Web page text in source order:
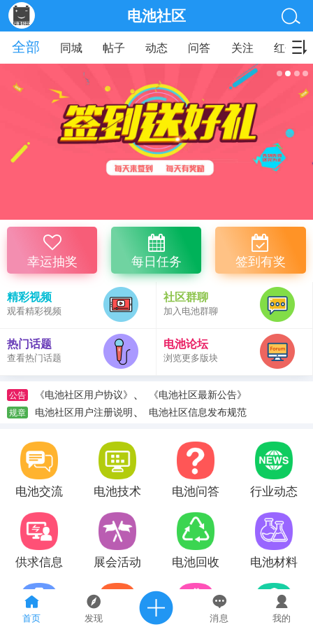
首页 发现 消息 我的
电池社区
全部
同城 帖子 动态 问答 关注 红包
幸运抽奖 每日任务 签到有奖
精彩视频
观看精彩视频
社区群聊
加入电池群聊
热门话题
查看热门话题
电池论坛
浏览更多版块
公告 《电池社区用户协议》 、 《电池社区最新公告》
规章 电池社区用户注册说明、 电池社区信息发布规范
电池交流 电池技术 电池问答 行业动态
供求信息 展会活动 电池回收 电池材料